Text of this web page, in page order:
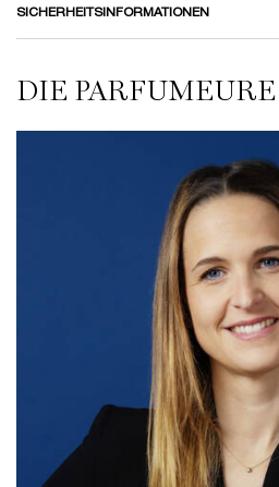
SICHERHEITSINFORMATIONEN
DIE PARFUMEURE
DIE PARFUMEURE